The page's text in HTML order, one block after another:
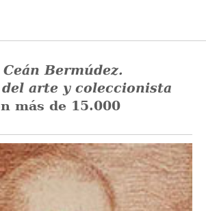
Ceán Bermúdez.
arte y coleccionista
más de 15.000